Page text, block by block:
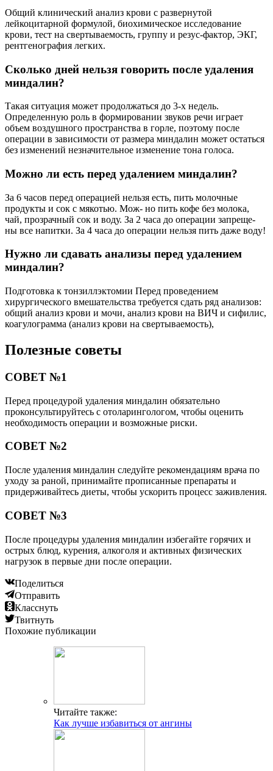
Общий клинический анализ крови с развернутой
лейкоцитарной формулой, биохимическое исследование
крови, тест на свертываемость, группу и резус-фактор, ЭКГ,
рентгенография легких.
Сколько дней нельзя говорить после удаления
миндалин?
Такая ситуация может продолжаться до 3-х недель.
Определенную роль в формировании звуков речи играет
объем воздушного пространства в горле, поэтому после
операции в зависимости от размера миндалин может остаться
без изменений незначительное изменение тона голоса.
Можно ли есть перед удалением миндалин?
Зa 6 часов перед операцией нельзя есть, пить молочные
продукты и сок с мякотью. Мож- но пить кофе без молока,
чай, прозрачный сок и воду. За 2 часа до операции запреще-
ны все напитки. За 4 часа до операции нельзя пить даже воду!
Нужно ли сдавать анализы перед удалением
миндалин?
Подготовка к тонзиллэктомии Перед проведением
хирургического вмешательства требуется сдать ряд анализов:
общий анализ крови и мочи, анализ крови на ВИЧ и сифилис,
коагулограмма (анализ крови на свертываемость),
Полезные советы
СОВЕТ №1
Перед процедурой удаления миндалин обязательно
проконсультируйтесь с отоларингологом, чтобы оценить
необходимость операции и возможные риски.
СОВЕТ №2
После удаления миндалин следуйте рекомендациям врача по
уходу за раной, принимайте прописанные препараты и
придерживайтесь диеты, чтобы ускорить процесс заживления.
СОВЕТ №3
После процедуры удаления миндалин избегайте горячих и
острых блюд, курения, алкоголя и активных физических
нагрузок в первые дни после операции.
Поделиться
Отправить
Класснуть
Твитнуть
Похожие публикации
Читайте также:
Как лучше избавиться от ангины